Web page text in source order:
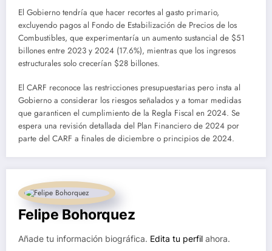
El Gobierno tendría que hacer recortes al gasto primario,
excluyendo pagos al Fondo de Estabilización de Precios de los
Combustibles, que experimentaría un aumento sustancial de $51
billones entre 2023 y 2024 (17.6%), mientras que los ingresos
estructurales solo crecerían $28 billones.
El CARF reconoce las restricciones presupuestarias pero insta al
Gobierno a considerar los riesgos señalados y a tomar medidas
que garanticen el cumplimiento de la Regla Fiscal en 2024. Se
espera una revisión detallada del Plan Financiero de 2024 por
parte del CARF a finales de diciembre o principios de 2024.
Felipe Bohorquez
Añade tu información biográfica. Edita tu perfil ahora.